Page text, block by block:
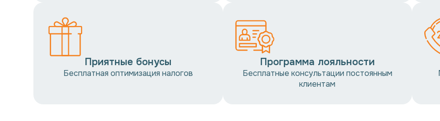
Приятные бонусы
Бесплатная оптимизация налогов
Программа лояльности
Бесплатные консультации постоянным
клиентам